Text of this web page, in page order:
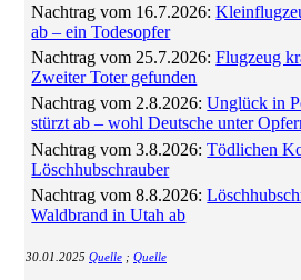
Nachtrag vom 16.7.2026:
ab – ein Todesopfer
Nachtrag vom 25.7.2026:Flugzeug
Zweiter Toter gefunden
Nachtrag vom 2.8.2026:Unglück in
stürzt ab – wohl Deutsche unter
Nachtrag vom 3.8.2026:Tödlichen
Löschhubschrauber
Nachtrag vom 8.8.2026:
Waldbrand in Utah ab
30.01.2025 Quelle ; Quelle